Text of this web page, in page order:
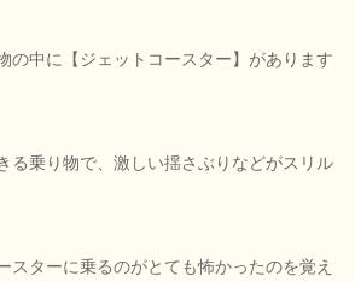
の中に【ジェットコースター】があります
る乗り物で、激しい揺さぶりなどがスリル
スターに乗るのがとても怖かったのを覚え